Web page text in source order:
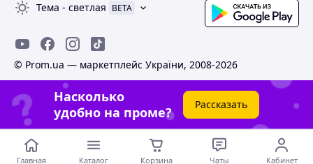
Тема - светлая BETA
© Prom.ua — маркетплейс України, 2008-2026
Насколько
удобно на проме?
Рассказать
Главная Каталог Корзина Чаты Кабинет